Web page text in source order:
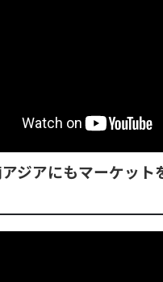
ジアにもマーケット